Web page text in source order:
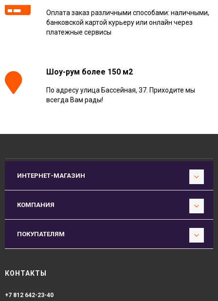
Оплата заказ различными способами: наличными,
банковской картой курьеру или онлайн через
платежные сервисы
Шоу-рум более 150 м2
По адресу улица Бассейная, 37. Приходите мы
всегда Вам рады!
ИНТЕРНЕТ-МАГАЗИН
КОМПАНИЯ
ПОКУПАТЕЛЯМ
КОНТАКТЫ
+7 812 642-23-40